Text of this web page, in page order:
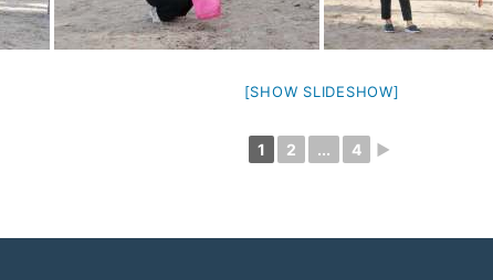
[SHOW SLIDESHOW]
1 2 ... 4 ►